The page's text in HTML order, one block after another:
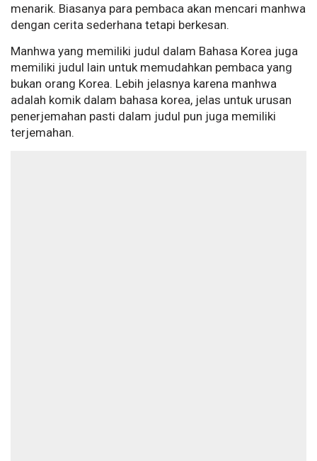
menarik. Biasanya para pembaca akan mencari manhwa
dengan cerita sederhana tetapi berkesan.
Manhwa yang memiliki judul dalam Bahasa Korea juga
memiliki judul lain untuk memudahkan pembaca yang
bukan orang Korea. Lebih jelasnya karena manhwa
adalah komik dalam bahasa korea, jelas untuk urusan
penerjemahan pasti dalam judul pun juga memiliki
terjemahan.